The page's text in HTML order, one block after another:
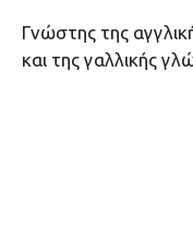
Γνώστης της
και της γαλλικής